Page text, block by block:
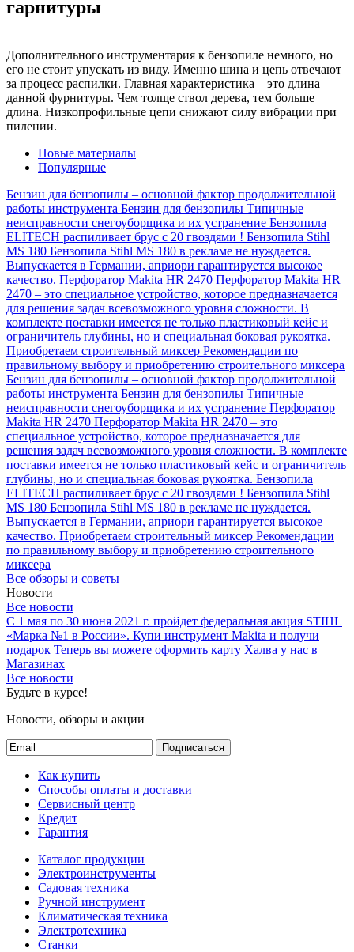
гарнитуры
Дополнительного инструментария к бензопиле немного, но
его не стоит упускать из виду. Именно шина и цепь отвечают
за процесс распилки. Главная характеристика – это длина
данной фурнитуры. Чем толще ствол дерева, тем больше
длина. Низкопрофильные цепи снижают силу вибрации при
пилении.
Новые материалы
Популярные
Бензин для бензопилы – основной фактор продолжительной
работы инструмента Бензин для бензопилы Типичные
неисправности снегоуборщика и их устранение Бензопила
ELITECH распиливает брус с 20 гвоздями ! Бензопила Stihl
MS 180 Бензопила Stihl MS 180 в рекламе не нуждается.
Выпускается в Германии, априори гарантируется высокое
качество. Перфоратор Makita HR 2470 Перфоратор Makita HR
2470 – это специальное устройство, которое предназначается
для решения задач всевозможного уровня сложности. В
комплекте поставки имеется не только пластиковый кейс и
ограничитель глубины, но и специальная боковая рукоятка.
Приобретаем строительный миксер Рекомендации по
правильному выбору и приобретению строительного миксера
Бензин для бензопилы – основной фактор продолжительной
работы инструмента Бензин для бензопилы Типичные
неисправности снегоуборщика и их устранение Перфоратор
Makita HR 2470 Перфоратор Makita HR 2470 – это
специальное устройство, которое предназначается для
решения задач всевозможного уровня сложности. В комплекте
поставки имеется не только пластиковый кейс и ограничитель
глубины, но и специальная боковая рукоятка. Бензопила
ELITECH распиливает брус с 20 гвоздями ! Бензопила Stihl
MS 180 Бензопила Stihl MS 180 в рекламе не нуждается.
Выпускается в Германии, априори гарантируется высокое
качество. Приобретаем строительный миксер Рекомендации
по правильному выбору и приобретению строительного
миксера
Все обзоры и советы
Новости
Все новости
С 1 мая по 30 июня 2021 г. пройдет федеральная акция STIHL
«Марка №1 в России». Купи инструмент Makita и получи
подарок Теперь вы можете оформить карту Халва у нас в
Магазинах
Все новости
Будьте в курсе!
Новости, обзоры и акции
Подписаться
Как купить
Способы оплаты и доставки
Сервисный центр
Кредит
Гарантия
Каталог продукции
Электроинструменты
Садовая техника
Ручной инструмент
Климатическая техника
Электротехника
Станки